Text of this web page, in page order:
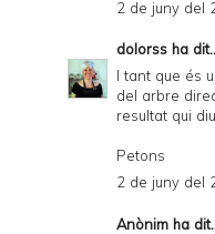
2 de juny del
dolorss ha
I tant que és
del arbre
resultat qui
Petons
2 de juny del
Anònim ha